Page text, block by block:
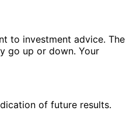
to investment advice. The
go up or down. Your
of future results.